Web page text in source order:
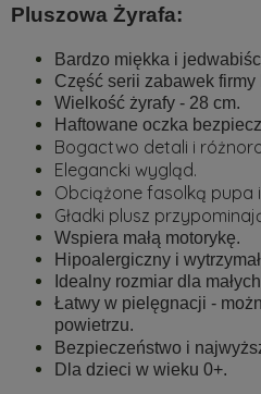
Pluszowa Żyrafa:
Bardzo miękka i
Część serii zabawek firmy
Wielkość żyrafy - 28 cm.
Haftowane oczka
Bogactwo detali i
Elegancki wygląd.
Obciążone fasolką pupa i
Gładki plusz
Wspiera małą motorykę.
Hipoalergiczny i
Idealny rozmiar dla
Łatwy w pielęgnacji -
powietrzu.
Bezpieczeństwo i
Dla dzieci w wieku 0+.